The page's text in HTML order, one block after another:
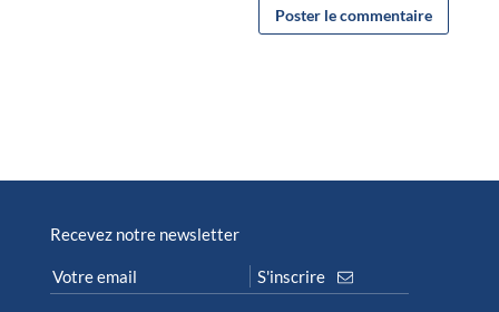
Recevez notre newsletter